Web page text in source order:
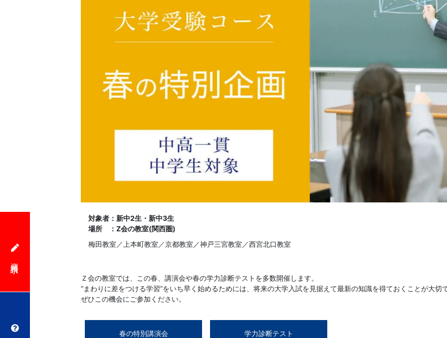
対象者：新中2生・新中3生
場所 ：Z会の教室(関西圏)
梅田教室／上本町教室／京都教室／神戸三宮教室／西宮北口教室
Ｚ会の教室では、この春、講演会や春の学力診断テストを多数開催します。
“まわりに差をつける学習”をいち早く始めるためには、将来の大学入試を見据えて最新の知識を得ておくことが大切
ぜひこの機会にご参加ください。
春の特別講演会 学力診断テスト